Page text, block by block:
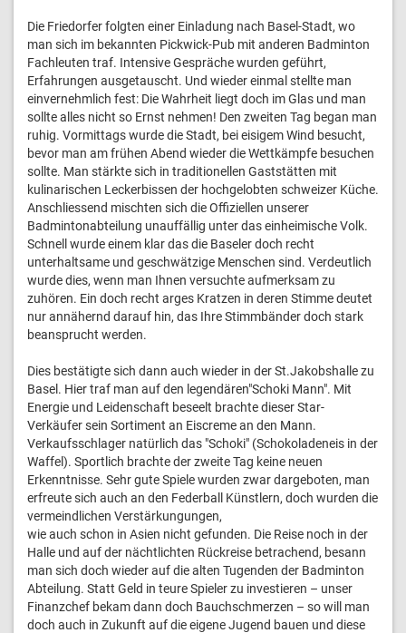
Die Friedorfer folgten einer Einladung nach Basel-Stadt, wo
man sich im bekannten Pickwick-Pub mit anderen Badminton
Fachleuten traf. Intensive Gespräche wurden geführt,
Erfahrungen ausgetauscht. Und wieder einmal stellte man
einvernehmlich fest: Die Wahrheit liegt doch im Glas und man
sollte alles nicht so Ernst nehmen! Den zweiten Tag began man
ruhig. Vormittags wurde die Stadt, bei eisigem Wind besucht,
bevor man am frühen Abend wieder die Wettkämpfe besuchen
sollte. Man stärkte sich in traditionellen Gaststätten mit
kulinarischen Leckerbissen der hochgelobten schweizer Küche.
Anschliessend mischten sich die Offiziellen unserer
Badmintonabteilung unauffällig unter das einheimische Volk.
Schnell wurde einem klar das die Baseler doch recht
unterhaltsame und geschwätzige Menschen sind. Verdeutlich
wurde dies, wenn man Ihnen versuchte aufmerksam zu
zuhören. Ein doch recht arges Kratzen in deren Stimme deutet
nur annähernd darauf hin, das Ihre Stimmbänder doch stark
beansprucht werden.
Dies bestätigte sich dann auch wieder in der St.Jakobshalle zu
Basel. Hier traf man auf den legendären"Schoki Mann". Mit
Energie und Leidenschaft beseelt brachte dieser Star-
Verkäufer sein Sortiment an Eiscreme an den Mann.
Verkaufsschlager natürlich das "Schoki" (Schokoladeneis in der
Waffel). Sportlich brachte der zweite Tag keine neuen
Erkenntnisse. Sehr gute Spiele wurden zwar dargeboten, man
erfreute sich auch an den Federball Künstlern, doch wurden die
vermeindlichen Verstärkungungen,
wie auch schon in Asien nicht gefunden. Die Reise noch in der
Halle und auf der nächtlichten Rückreise betrachend, besann
man sich doch wieder auf die alten Tugenden der Badminton
Abteilung. Statt Geld in teure Spieler zu investieren – unser
Finanzchef bekam dann doch Bauchschmerzen – so will man
doch auch in Zukunft auf die eigene Jugend bauen und diese